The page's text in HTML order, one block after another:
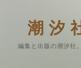
潮 汐
編集と出版の潮汐社